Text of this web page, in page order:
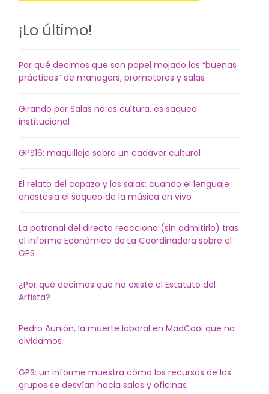
¡Lo último!
Por qué decimos que son papel mojado las “buenas
prácticas” de managers, promotores y salas
Girando por Salas no es cultura, es saqueo
institucional
GPS16: maquillaje sobre un cadáver cultural
El relato del copazo y las salas: cuando el lenguaje
anestesia el saqueo de la música en vivo
La patronal del directo reacciona (sin admitirlo) tras
el Informe Económico de La Coordinadora sobre el
GPS
¿Por qué decimos que no existe el Estatuto del
Artista?
Pedro Aunión, la muerte laboral en MadCool que no
olvidamos
GPS: un informe muestra cómo los recursos de los
grupos se desvían hacia salas y oficinas